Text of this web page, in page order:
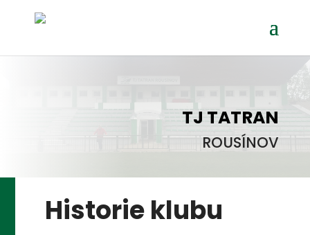
TJ TATRAN
ROUSÍNOV
Historie klubu